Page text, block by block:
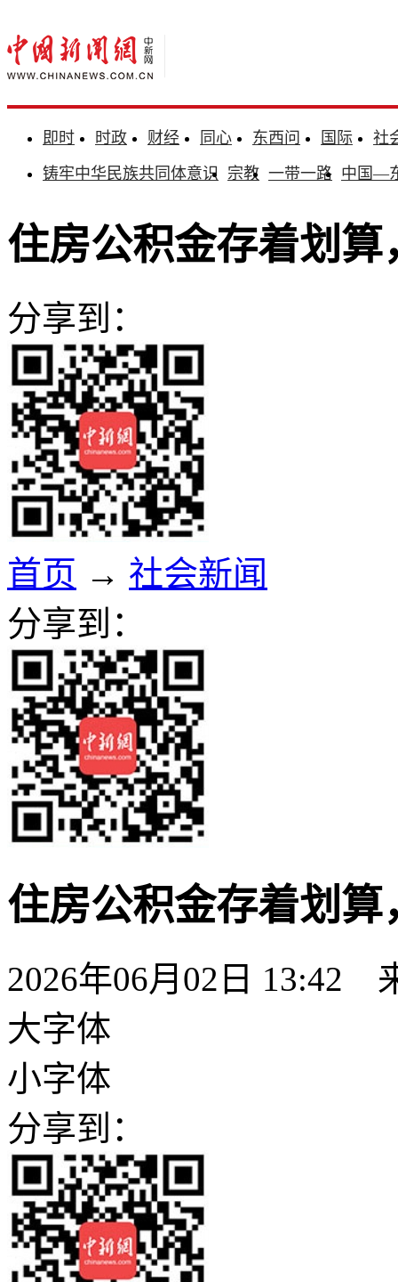
即时 时政 财经 同心 东西问 国际
社
铸牢中华民族共同体意识 宗教 一带一路 中国—
住房公积金存着划
分享到：
首页 → 社会新闻
分享到：
住房公积金存着划
2026年06月02日 13:42
大字体
小字体
分享到：